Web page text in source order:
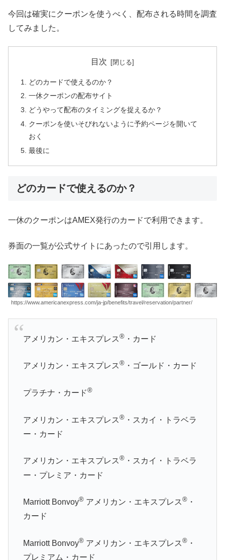
今回は確実にクーポンを使うべく、配布される時間を調査
してみました。
目次
どのカードで使えるのか？
一休クーポンの配布サイト
どうやって配布のタイミングを捉えるか？
クーポンを使いそびれないように予約ページを開いて
おく
最後に
どのカードで使えるのか？
一休のクーポンはAMEX発行のカードで利用できます。
券面の一覧が公式サイトにあったので引用します。
https://www.americanexpress.com/ja-jp/benefits/travel/reservation/partner/
アメリカン・エキスプレス®・カード
アメリカン・エキスプレス®・ゴールド・カード
プラチナ・カード®
アメリカン・エキスプレス®・スカイ・トラベラ
ー・カード
アメリカン・エキスプレス®・スカイ・トラベラ
ー・プレミア・カード
Marriott Bonvoy®アメリカン・エキスプレス®・
カード
Marriott Bonvoy®アメリカン・エキスプレス®・
プレミアム・カード